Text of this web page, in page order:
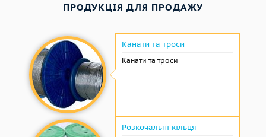
ПРОДУКЦІЯ ДЛЯ ПРОДАЖУ
Канати та троси
Канати та троси
Розкочальні кільця